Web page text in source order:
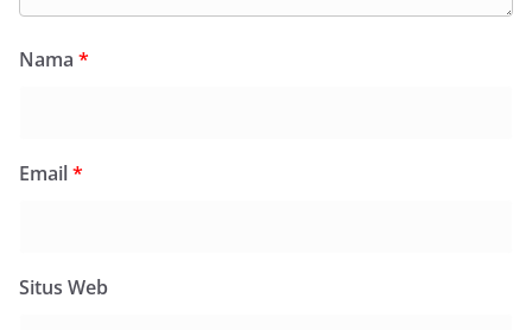
Nama *
Email*
Situs Web